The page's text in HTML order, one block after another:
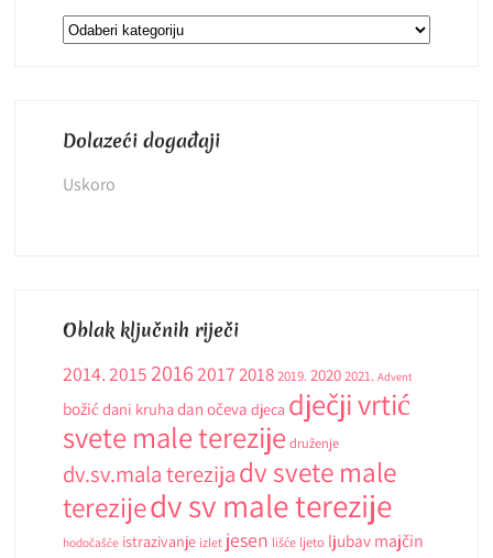
Kategorije
Dolazeći događaji
Uskoro
Oblak ključnih riječi
2014.2015201620172018 2019. 2020 2021. Advent
božić dani kruhadan očeva djeca dječji vrtić
svete male terezije druženje
dv.sv.mala terezijadv svete male
terezijedv sv male terezije
hodočašće istrazivanje izlet jesen lišće ljeto ljubav majčin